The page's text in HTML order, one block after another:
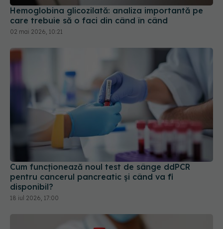
02 mai 2026, 10:21
Cum funcționează noul test de sânge ddPCR
pentru cancerul pancreatic și când va fi
disponibil?
18 iul 2026, 17:00